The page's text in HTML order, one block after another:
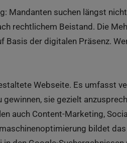
Mandanten suchen längst
rechtlichem Beistand. Die
Basis der digitalen Präsenz.
Webseite. Es umfasst
sie gezielt
auch Content-Marketing,
bildet